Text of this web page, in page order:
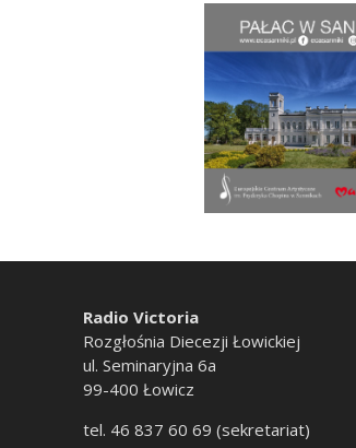
Radio Victoria
Rozgłośnia Diecezji Łowickiej
ul. Seminaryjna 6a
99-400 Łowicz
tel. 46 837 60 69 (sekretariat)